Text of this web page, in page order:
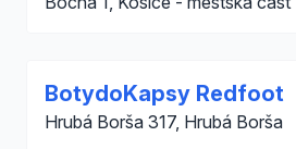
BotydoKapsy Redfoot
Hrubá Borša 317, Hrubá Borša